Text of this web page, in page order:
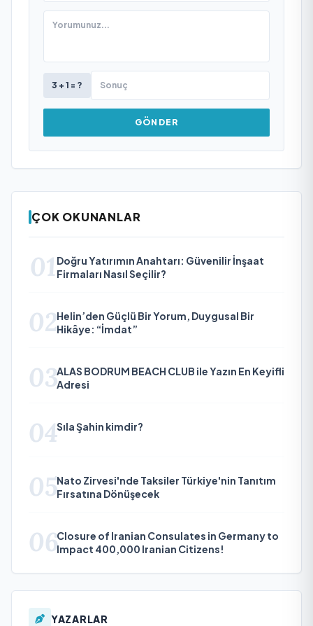
3 + 1 = ?
GÖNDER
ÇOK OKUNANLAR
01 Doğru Yatırımın Anahtarı: Güvenilir İnşaat
Firmaları Nasıl Seçilir?
02Helin’den Güçlü Bir Yorum, Duygusal Bir
Hikâye: “İmdat”
03ALAS BODRUM BEACH CLUB ile Yazın En Keyifli
Adresi
04Sıla Şahin kimdir?
05Nato Zirvesi'nde Taksiler Türkiye'nin Tanıtım
Fırsatına Dönüşecek
06Closure of Iranian Consulates in Germany to
Impact 400,000 Iranian Citizens!
YAZARLAR